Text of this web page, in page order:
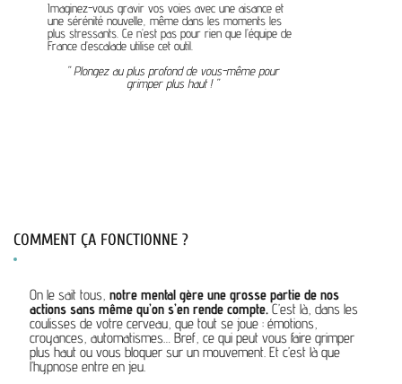
Imaginez-vous gravir vos voies avec une aisance et
une sérénité nouvelle, même dans les moments les
plus stressants. Ce n’est pas pour rien que l’équipe de
France d’escalade utilise cet outil.
" Plongez au plus profond de vous-même pour
grimper plus haut ! "
COMMENT ÇA FONCTIONNE ?
On le sait tous, notre mental gère une grosse partie de nos
actions sans même qu’on s’en rende compte. C’est là, dans les
coulisses de votre cerveau, que tout se joue : émotions,
croyances, automatismes… Bref, ce qui peut vous faire grimper
plus haut ou vous bloquer sur un mouvement. Et c’est là que
l’hypnose entre en jeu.